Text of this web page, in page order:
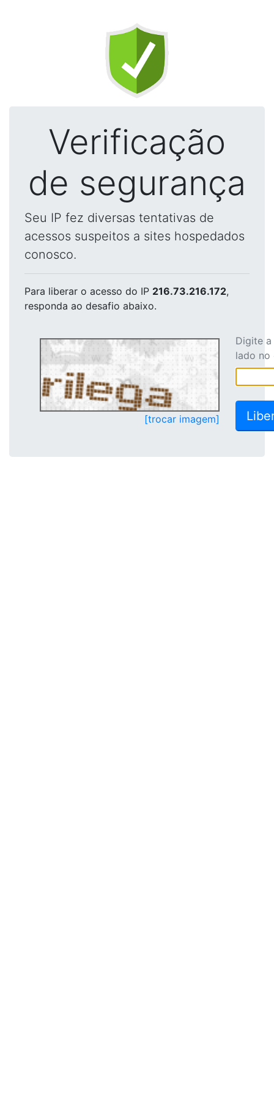
Verificação
de segurança
Seu IP fez diversas tentativas de
acessos suspeitos a sites hospedados
conosco.
Para liberar o acesso do IP 216.73.216.172,
responda ao desafio abaixo.
[trocar imagem]
Digite
lado no